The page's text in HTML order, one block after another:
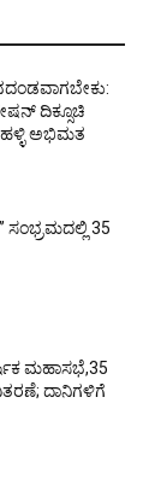
ದಿಕ್ಸೂಚಿ
ಅಭಿಮತ
ಸಂಭ್ರಮದಲ್ಲಿ 35
ಮಹಾಸಭೆ,35
ದಾನಿಗಳಿಗೆ